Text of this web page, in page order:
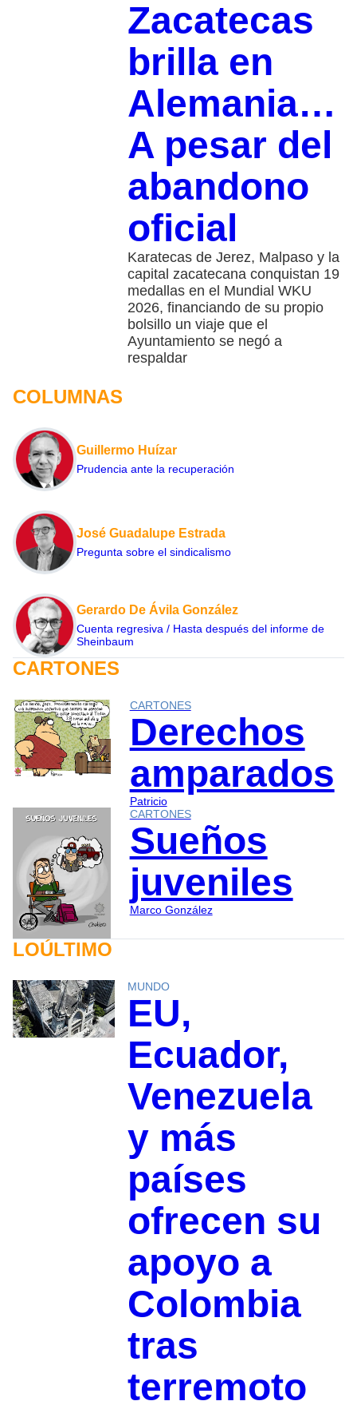
Zacatecas
brilla en
Alemania…
A pesar del
abandono
oficial
Karatecas de Jerez, Malpaso y la
capital zacatecana conquistan 19
medallas en el Mundial WKU
2026, financiando de su propio
bolsillo un viaje que el
Ayuntamiento se negó a
respaldar
COLUMNAS
Guillermo Huízar
Prudencia ante la recuperación
José Guadalupe Estrada
Pregunta sobre el sindicalismo
Gerardo De Ávila González
Cuenta regresiva / Hasta después del informe de
Sheinbaum
CARTONES
CARTONES
Derechos
amparados
Patricio
CARTONES
Sueños
juveniles
Marco González
LOÚLTIMO
MUNDO
EU,
Ecuador,
Venezuela
y más
países
ofrecen su
apoyo a
Colombia
tras
terremoto